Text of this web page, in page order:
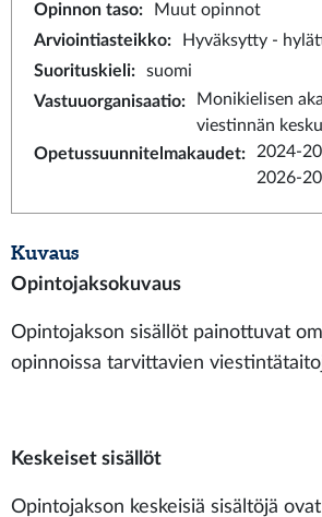
Opinnon taso:
Muut opinnot
Arviointiasteikko:
Hyväksytty -
Suorituskieli:
suomi
Vastuuorganisaatio:
Monikielisen
viestinnän
Opetussuunnitelmakaudet:
2024-
2026-
Kuvaus
Opintojaksokuvaus
Opintojakson sisällöt painottuvat
opinnoissa tarvittavien
Keskeiset sisällöt
Opintojakson keskeisiä sisältöjä ovat